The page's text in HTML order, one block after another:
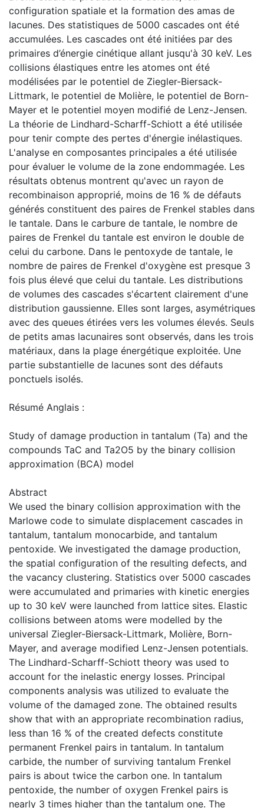
configuration spatiale et la formation des amas de
lacunes. Des statistiques de 5000 cascades ont été
accumulées. Les cascades ont été initiées par des
primaires d’énergie cinétique allant jusqu'à 30 keV. Les
collisions élastiques entre les atomes ont été
modélisées par le potentiel de Ziegler-Biersack-
Littmark, le potentiel de Molière, le potentiel de Born-
Mayer et le potentiel moyen modifié de Lenz-Jensen.
La théorie de Lindhard-Scharff-Schiott a été utilisée
pour tenir compte des pertes d'énergie inélastiques.
L'analyse en composantes principales a été utilisée
pour évaluer le volume de la zone endommagée. Les
résultats obtenus montrent qu'avec un rayon de
recombinaison approprié, moins de 16 % de défauts
générés constituent des paires de Frenkel stables dans
le tantale. Dans le carbure de tantale, le nombre de
paires de Frenkel du tantale est environ le double de
celui du carbone. Dans le pentoxyde de tantale, le
nombre de paires de Frenkel d'oxygène est presque 3
fois plus élevé que celui du tantale. Les distributions
de volumes des cascades s'écartent clairement d'une
distribution gaussienne. Elles sont larges, asymétriques
avec des queues étirées vers les volumes élevés. Seuls
de petits amas lacunaires sont observés, dans les trois
matériaux, dans la plage énergétique exploitée. Une
partie substantielle de lacunes sont des défauts
ponctuels isolés.
Résumé Anglais :
Study of damage production in tantalum (Ta) and the
compounds TaC and Ta2O5 by the binary collision
approximation (BCA) model
Abstract
We used the binary collision approximation with the
Marlowe code to simulate displacement cascades in
tantalum, tantalum monocarbide, and tantalum
pentoxide. We investigated the damage production,
the spatial configuration of the resulting defects, and
the vacancy clustering. Statistics over 5000 cascades
were accumulated and primaries with kinetic energies
up to 30 keV were launched from lattice sites. Elastic
collisions between atoms were modelled by the
universal Ziegler-Biersack-Littmark, Molière, Born-
Mayer, and average modified Lenz-Jensen potentials.
The Lindhard-Scharff-Schiott theory was used to
account for the inelastic energy losses. Principal
components analysis was utilized to evaluate the
volume of the damaged zone. The obtained results
show that with an appropriate recombination radius,
less than 16 % of the created defects constitute
permanent Frenkel pairs in tantalum. In tantalum
carbide, the number of surviving tantalum Frenkel
pairs is about twice the carbon one. In tantalum
pentoxide, the number of oxygen Frenkel pairs is
nearly 3 times higher than the tantalum one. The